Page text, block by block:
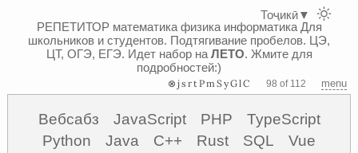
РЕПЕТИТОР математика физика информатикаДля
школьников и студентов. Подтягивание пробелов. ЦЭ,
ЦТ, ОГЭ, ЕГЭ. Идет набор на ЛЕТО. Жмите для
подробностей:)
⊗jsrtPmSyGlC 98 of 112 menu
Вебсабз JavaScript PHP
TypeScript
Python
Java C++ Rust SQL
Vue
Тоҷикӣ▼